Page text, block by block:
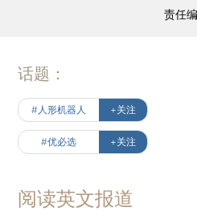
责任
话题：
#人形机器人 +关注
#优必选 +关注
阅读英文报道